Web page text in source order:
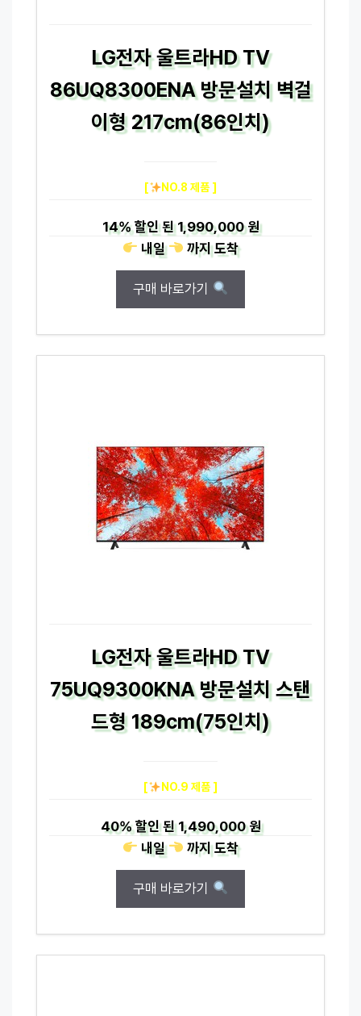
LG전자 울트라HD TV
86UQ8300ENA 방문설치 벽걸
이형 217cm(86인치)
[ NO.8 제품 ]
14%할인 된1,990,000 원
내일
까지도착
구매 바로가기
LG전자 울트라HD TV
75UQ9300KNA 방문설치 스탠
드형 189cm(75인치)
[ NO.9 제품 ]
40%할인 된1,490,000 원
내일
까지도착
구매 바로가기